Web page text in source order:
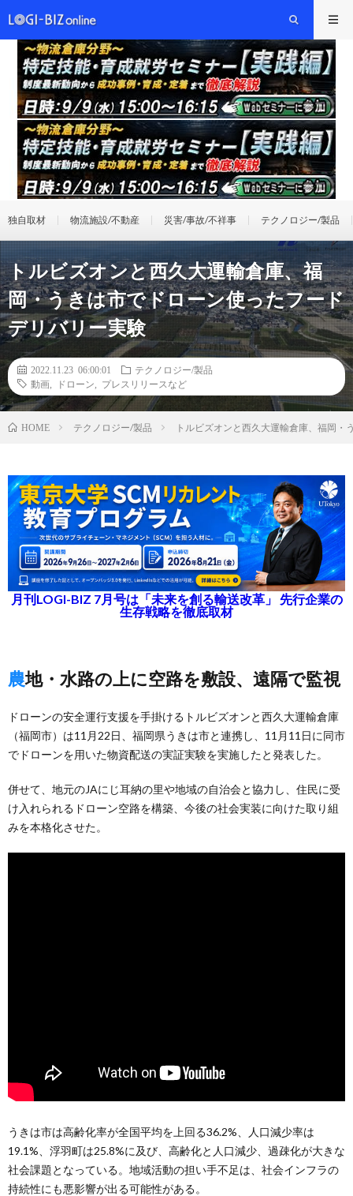
独自取材 物流施設/不動産 災害/事故/不祥事 テクノロジー/製品
トルビズオンと西久大運輸倉庫、福
岡・うきは市でドローン使ったフード
デリバリー実験
2022.11.23 06:00:01
テクノロジー/製品
動画
ドローン プレスリリースなど
HOME テクノロジー/製品 トルビズオンと西久大運輸倉庫、福岡
月刊LOGI-BIZ 7月号は「未来を創る輸送改革」 先行企業の
生存戦略を徹底取材
農地・水路の上に空路を敷設、遠隔で監視
ドローンの安全運行支援を手掛けるトルビズオンと西久大運輸倉庫
（福岡市）は11月22日、福岡県うきは市と連携し、11月11日に同市
でドローンを用いた物資配送の実証実験を実施したと発表した。
併せて、地元のJAにじ耳納の里や地域の自治会と協力し、住民に受
け入れられるドローン空路を構築、今後の社会実装に向けた取り組
みを本格化させた。
うきは市は高齢化率が全国平均を上回る36.2%、人口減少率は
19.1%、浮羽町は25.8%に及び、高齢化と人口減少、過疎化が大きな
社会課題となっている。地域活動の担い手不足は、社会インフラの
持続性にも悪影響が出る可能性がある。